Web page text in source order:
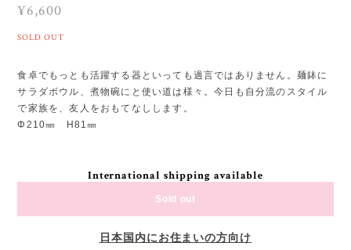
¥6,600
SOLD OUT
食卓でもっとも活躍する器といっても過言ではありません。麺鉢に
サラダボウル、煮物碗にと使い道は様々。今日も自分流のスタイル
で家族を、友人をおもてなしします。
Φ210㎜ H81㎜
International shipping available
Sold out
日本国内にお住まいの方向け